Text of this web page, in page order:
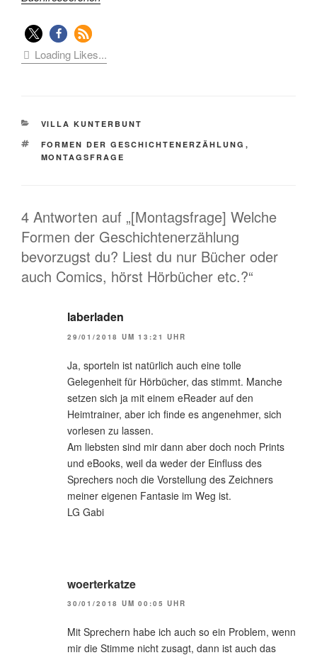
Loading Likes...
KATEGORIEN
VILLA KUNTERBUNT
SCHLAGWÖRTER
FORMEN DER GESCHICHTENERZÄHLUNG ,
MONTAGSFRAGE
4 Antworten auf „[Montagsfrage] Welche
Formen der Geschichtenerzählung
bevorzugst du? Liest du nur Bücher oder
auch Comics, hörst Hörbücher etc.?“
laberladen
29/01/2018 UM 13:21 UHR
Ja, sporteln ist natürlich auch eine tolle
Gelegenheit für Hörbücher, das stimmt. Manche
setzen sich ja mit einem eReader auf den
Heimtrainer, aber ich finde es angenehmer, sich
vorlesen zu lassen.
Am liebsten sind mir dann aber doch noch Prints
und eBooks, weil da weder der Einfluss des
Sprechers noch die Vorstellung des Zeichners
meiner eigenen Fantasie im Weg ist.
LG Gabi
woerterkatze
30/01/2018 UM 00:05 UHR
Mit Sprechern habe ich auch so ein Problem, wenn
mir die Stimme nicht zusagt, dann ist auch das